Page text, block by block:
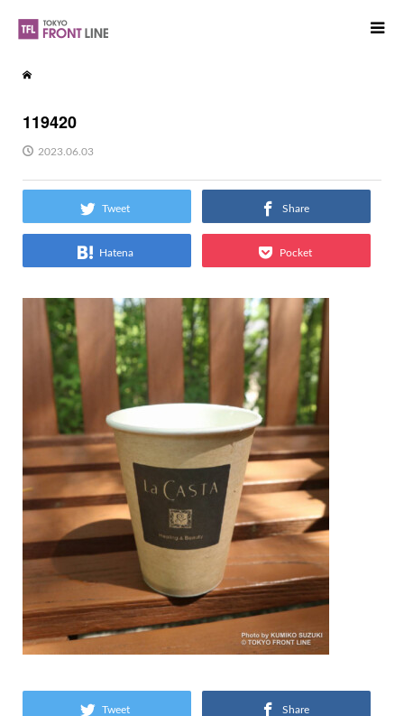
119420
2023.06.03
Tweet Share
Hatena Pocket
Tweet Share